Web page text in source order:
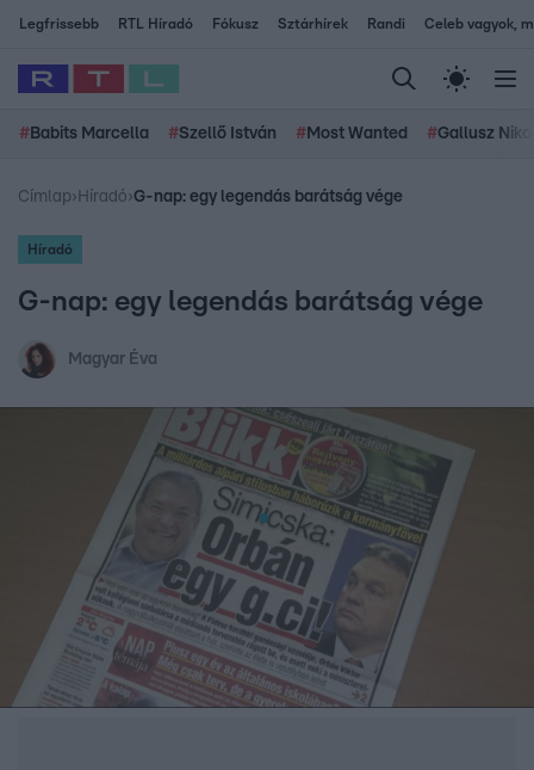
Legfrissebb RTL Híradó Fókusz Sztárhírek Randi Celeb vagyok,
# Babits Marcella #Szellő István # Most Wanted #Gallusz
Címlap› Híradó›G-nap: egy legendás barátság vége
Híradó
G-nap: egy legendás barátság vége
Magyar Éva